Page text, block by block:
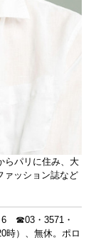
らパリに住み、大
ァッション誌など
6 ☎03・3571・
時）、無休。ポロ